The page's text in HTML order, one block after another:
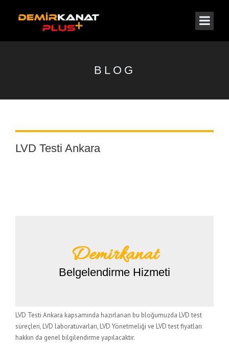
BLOG
LVD Testi Ankara
Demirkanat
Belgelendirme Hizmeti
LVD Testi Ankara kapsamında hazırlanan bu bloğumuzda LVD test
süreçleri, LVD laboratuvarları, LVD Yönetmeliği ve LVD test fiyatları
hakkın da genel bilgilendirme yapılacaktır.